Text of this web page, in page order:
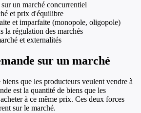
un marché concurrentiel
et prix d'équilibre
et imparfaite (monopole, oligopole)
la régulation des marchés
et externalités
sur un marché
que les producteurs veulent vendre à
est la quantité de biens que les
à ce même prix. Ces deux forces
sur le marché.